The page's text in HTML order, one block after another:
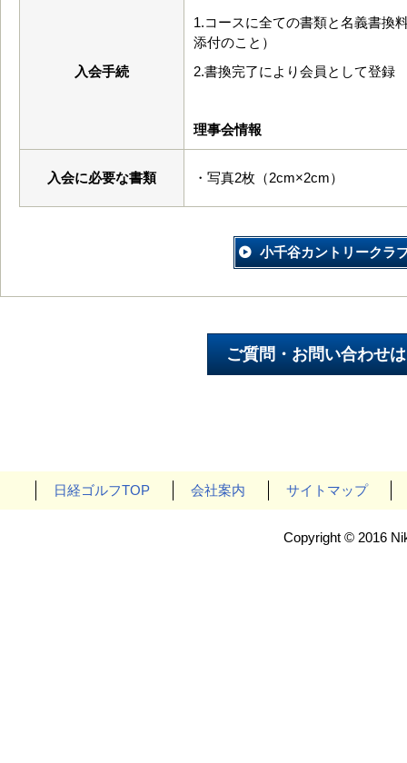
入会手続
1.コースに全ての書類と名義書換
添付のこと）
2.書換完了により会員として登録
理事会情報
入会に必要な書類 ・写真2枚（2cm×2cm）
小千谷カントリークラ
日経ゴルフTOP 会社案内 サイトマップ
Copyright © 2016